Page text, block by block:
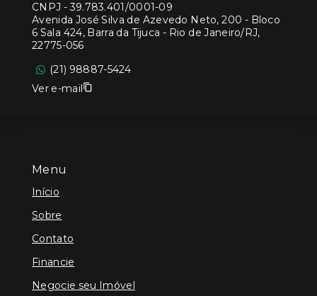
Menu
Início
Sobre
Contato
Financie
Negocie seu Imóvel
CNPJ -39.783.401/0001-09
Avenida José Silva de Azevedo Neto, 200 - Bloco
6 Sala 424, Barra da Tijuca - Rio de Janeiro/RJ,
22775-056
(21) 98887-5424
Ver e-mail